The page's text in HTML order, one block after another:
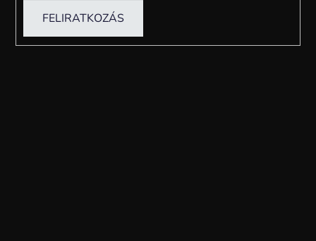
FELIRATKOZÁS